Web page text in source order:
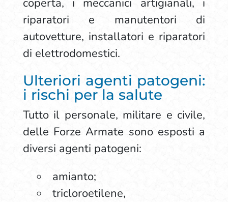
coperta, i meccanici artigianali, i
riparatori e manutentori di
autovetture, installatori e riparatori
di elettrodomestici.
Ulteriori agenti patogeni:
i rischi per la salute
Tutto il personale, militare e civile,
delle Forze Armate sono esposti a
diversi agenti patogeni:
amianto;
tricloroetilene,